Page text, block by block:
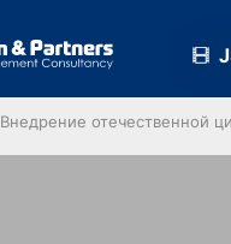
Внедрение отечественной